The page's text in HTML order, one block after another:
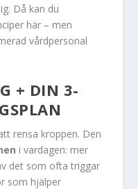
Då kan du
här – men
vårdpersonal
+ DIN 3-
rensa kroppen. Den
i vardagen: mer
det som ofta triggar
som hjälper